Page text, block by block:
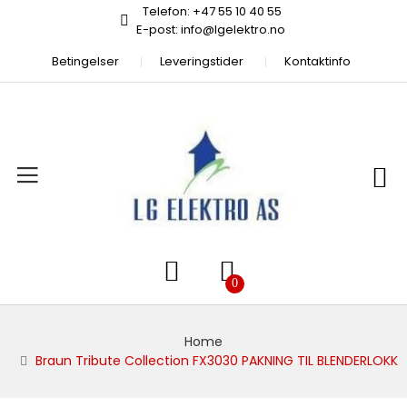
Telefon: +47 55 10 40 55
E-post: info@lgelektro.no
Betingelser
Leveringstider Kontaktinfo
Home
Braun Tribute Collection FX3030 PAKNING TIL BLENDERLOKK